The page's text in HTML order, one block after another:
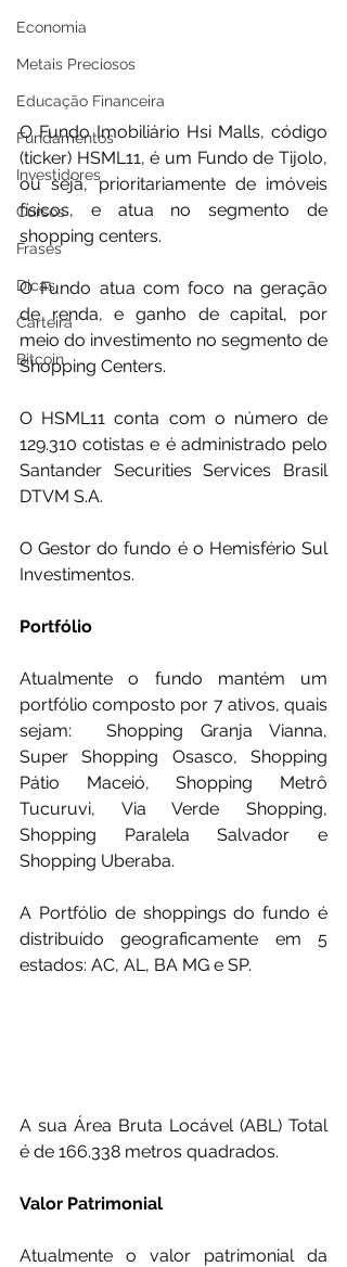
Economia
Metais Preciosos
Educação Financeira
Fundamentos
Investidores
Cursos
Frases
Dicas
Carteira
Bitcoin
O Fundo Imobiliário Hsi Malls, código
(ticker) HSML11, é um Fundo de Tijolo,
ou seja, prioritariamente de imóveis
físicos, e atua no segmento de
shopping centers.
O Fundo atua com foco na geração
de renda, e ganho de capital, por
meio do investimento no segmento de
Shopping Centers.
O HSML11 conta com o número de
129.310 cotistas e é administrado pelo
Santander Securities Services Brasil
DTVM S.A.
O Gestor do fundo é o Hemisfério Sul
Investimentos.
Portfólio
Atualmente o fundo mantém um
portfólio composto por 7 ativos, quais
sejam:  Shopping Granja Vianna,
Super Shopping Osasco, Shopping
Pátio Maceió, Shopping Metrô
Tucuruvi, Via Verde Shopping,
Shopping Paralela Salvador e
Shopping Uberaba.
A Portfólio de shoppings do fundo é
distribuído geograficamente em 5
estados: AC, AL, BA MG e SP.
A sua Área Bruta Locável (ABL) Total
é de 166.338 metros quadrados.
Valor Patrimonial
Atualmente o valor patrimonial da